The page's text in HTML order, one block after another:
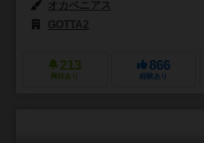
オカベニアス
GOTTA2
213
興味あり
866
経験あり